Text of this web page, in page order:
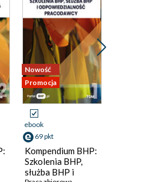
Nowość
Promocja
ebook
69 pkt
Kompendium BHP:
Szkolenia BHP,
służba BHP i